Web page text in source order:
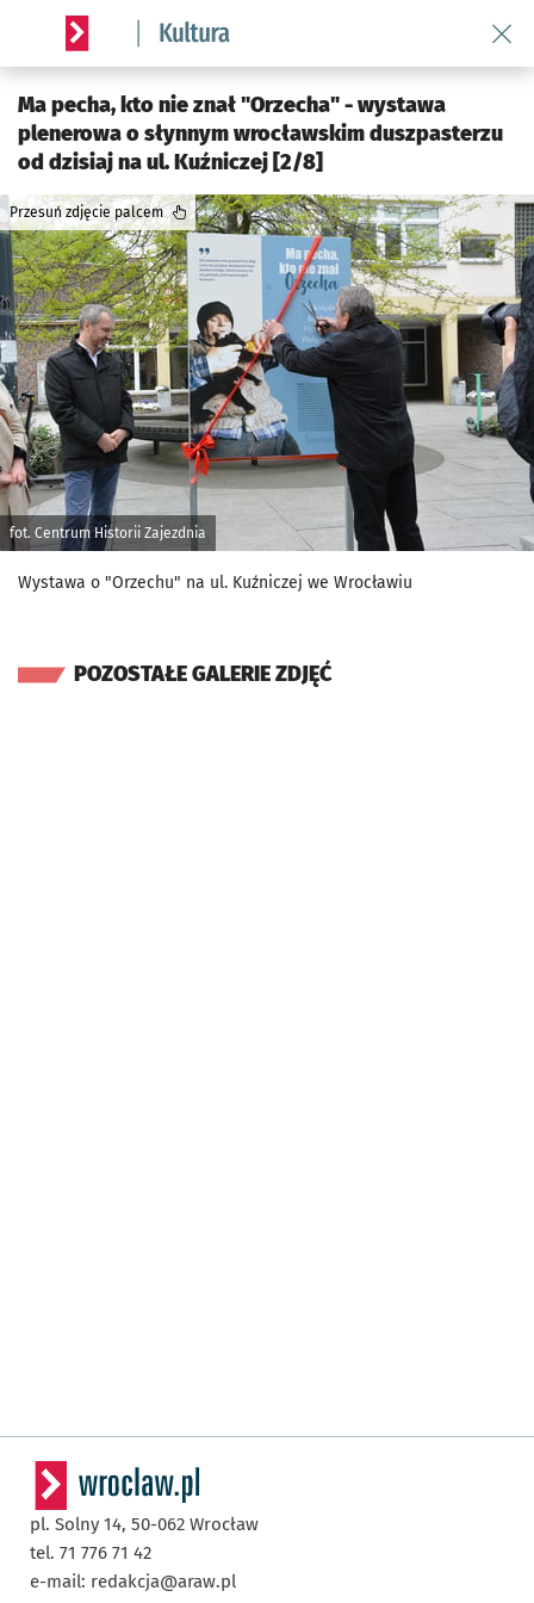
Serwis informacyjny wroclaw.pl podserwis: Kultura
Ma pecha, kto nie znał "Orzecha" - wystawa
plenerowa o słynnym wrocławskim duszpasterzu
od dzisiaj na ul. Kuźniczej [2/8]
fot. Centrum Historii Zajezdnia
Przesuń zdjęcie palcem
Wystawa o "Orzechu" na ul. Kuźniczej we Wrocławiu
POZOSTAŁE GALERIE ZDJĘĆ
pl. Solny 14, 50-062 Wrocław
tel. 71 776 71 42
e-mail: redakcja@araw.pl